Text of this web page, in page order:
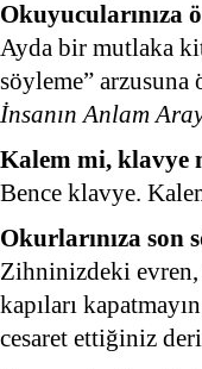
Okuyucularınıza
Ayda bir mutlaka
söyleme”
İnsanın Anlam
Kalem mi, klavye
Bence klavye.
Okurlarınıza son
Zihninizdeki evren,
kapıları
cesaret ettiğiniz